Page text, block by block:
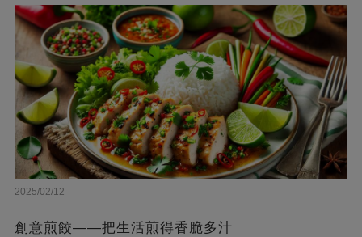
2025/02/12
創意煎餃——把生活煎得香脆多汁